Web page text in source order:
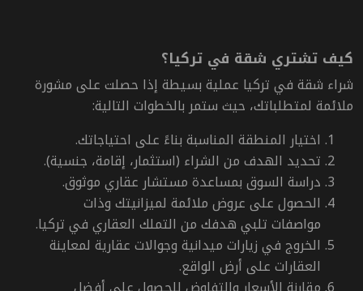
كيف تشتري شقة في تركيا؟
شراء شقة في تركيا عملية بسيطة إذا حصلت على مشورة
ملائمة لمتطلباتك، حيث ستمر بالخطوات التالية:
اختيار المنطقة المناسبة بناءً على احتياجاتك.
تحديد الهدف من الشراء (استثمار، إقامة، جنسية).
دراسة السوق بمساعدة مستشار عقاري موثوق.
الحصول على عروض ملائمة لميزانيتك وذات
مواصفات تلبي هدفك من التملك العقاري في تركيا.
الخروج في زيارات ميدانية وجوالات عقارية لمعاينة
العقارات على أرض الواقع.